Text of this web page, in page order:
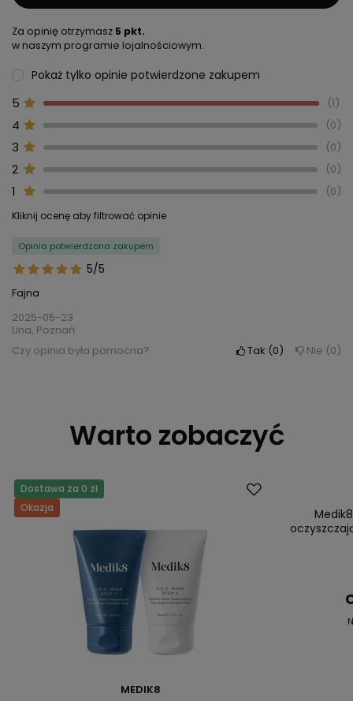
Za opinię otrzymasz 5 pkt.
w naszym programie lojalnościowym.
Pokaż tylko opinie potwierdzone zakupem
5 1
4 0
3 0
2 0
1 0
Kliknij ocenę aby filtrować opinie
5/5
Opinia potwierdzona zakupem
Fajna
2025-05-23
Lina, Poznań
Czy opinia była pomocna?
Tak 0 Nie 0
Warto zobaczyć
Okazja
Dostawa za 0 zł
MEDIK8